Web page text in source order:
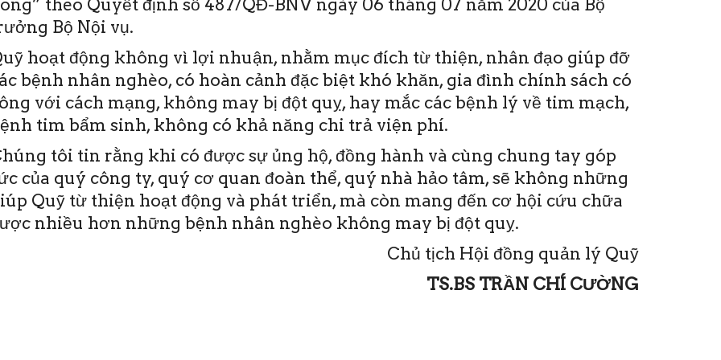
theo Quyết định số 487/QĐ-BNV ngày 06 tháng 07 năm 2020 của Bộ
Bộ Nội vụ.
hoạt động không vì lợi nhuận, nhằm mục đích từ thiện, nhân đạo giúp đỡ
bệnh nhân nghèo, có hoàn cảnh đặc biệt khó khăn, gia đình chính sách có
với cách mạng, không may bị đột quỵ, hay mắc các bệnh lý về tim mạch,
tim bẩm sinh, không có khả năng chi trả viện phí.
tôi tin rằng khi có được sự ủng hộ, đồng hành và cùng chung tay góp
của quý công ty, quý cơ quan đoàn thể, quý nhà hảo tâm, sẽ không những
Quỹ từ thiện hoạt động và phát triển, mà còn mang đến cơ hội cứu chữa
nhiều hơn những bệnh nhân nghèo không may bị đột quỵ.
Chủ tịch Hội đồng quản lý Quỹ
TS.BS TRẦN CHÍ CƯỜNG